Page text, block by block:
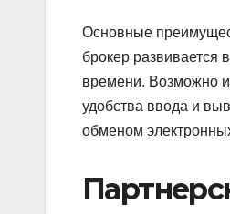
Основные
брокер развивается
времени. Возможно
удобства ввода и
обменом